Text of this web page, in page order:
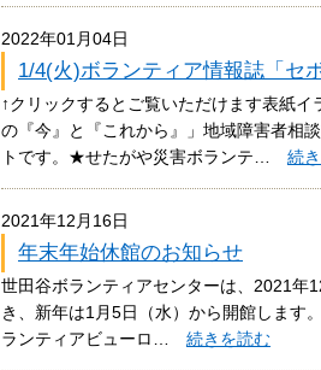
2022年01月04日
1/4(火)ボランティア情報誌「セ
↑クリックするとご覧いただけます表紙
の『今』と『これから』」地域障害者相
トです。★せたがや災害ボランテ… 続
2021年12月16日
年末年始休館のお知らせ
世田谷ボランティアセンターは、2021年
き、新年は1月5日（水）から開館します
ランティアビューロ… 続きを読む